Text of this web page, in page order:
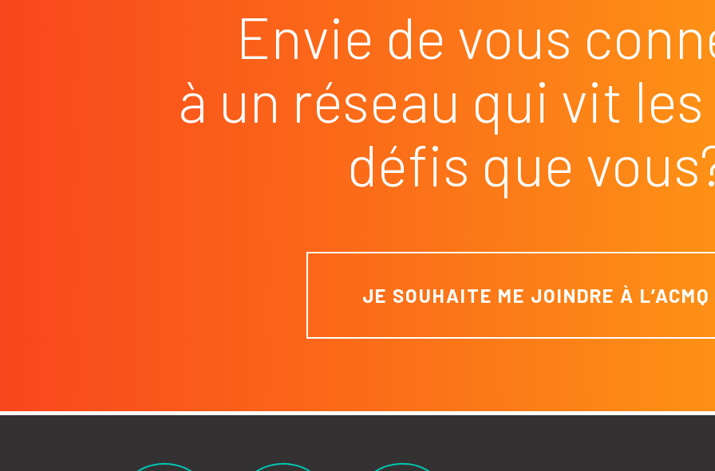
Envie de vous
à un réseau qui vit
défis que
JE SOUHAITE ME JOINDRE À L’ACMQ